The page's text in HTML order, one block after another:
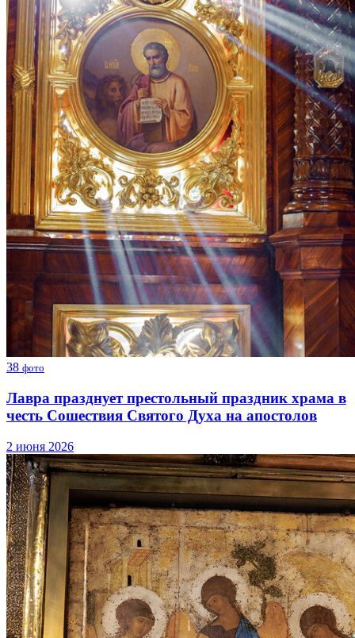
38 фото
Лавра празднует престольный праздник храма в
честь Сошествия Святого Духа на апостолов
2 июня 2026